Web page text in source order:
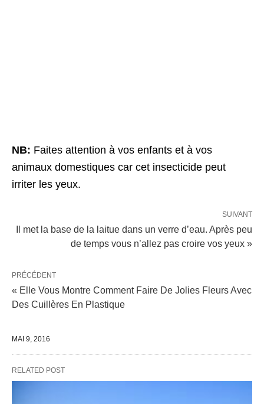
NB: Faites attention à vos enfants et à vos
animaux domestiques car cet insecticide peut
irriter les yeux.
SUIVANT
Il met la base de la laitue dans un verre d’eau. Après peu
de temps vous n’allez pas croire vos yeux »
PRÉCÉDENT
« Elle Vous Montre Comment Faire De Jolies Fleurs Avec
Des Cuillères En Plastique
MAI 9, 2016
RELATED POST